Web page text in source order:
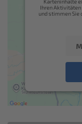
Karteninhalte
Ihren Aktivitäten
und stimmen Sie